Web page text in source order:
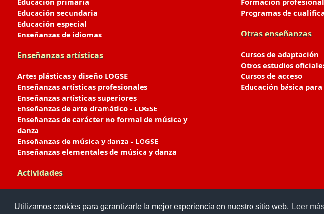
Utilizamos cookies para garantizarle la mejor experiencia en nuestro sitio web. Leer más
Educación primaria
Educación secundaria
Educación especial
Enseñanzas de idiomas
Enseñanzas artísticas
Artes plásticas y diseño LOGSE
Enseñanzas artísticas profesionales
Enseñanzas artísticas superiores
Enseñanzas de arte dramático - LOGSE
Enseñanzas de carácter no formal de música y
danza
Enseñanzas de música y danza - LOGSE
Enseñanzas elementales de música y danza
Actividades
Formación profesional
Programas de
Otras enseñanzas
Cursos de adaptación
Otros estudios
Cursos de acceso
Educación básica